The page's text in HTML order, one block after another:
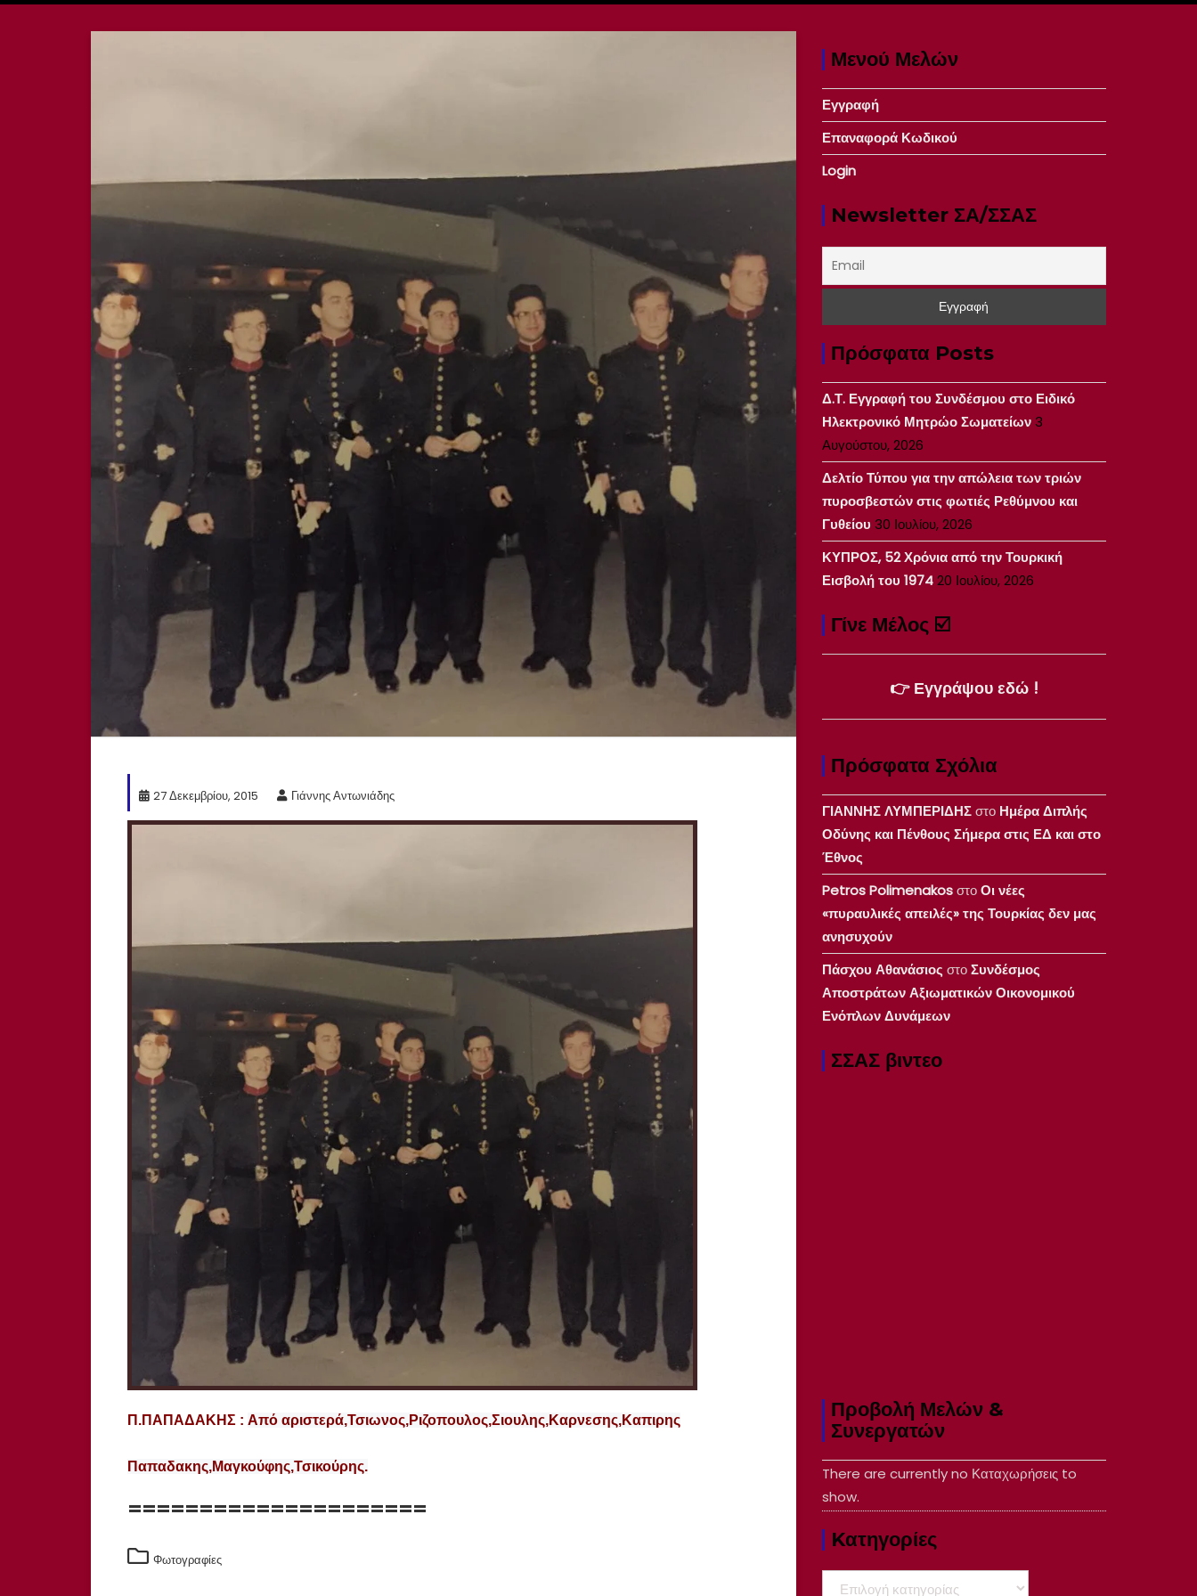
27 Δεκεμβρίου, 2015 Γιάννης Αντωνιάδης
Π.ΠΑΠΑΔΑΚΗΣ : Από αριστερά,Τσιωνος,Ριζοπουλος,Σιουλης,Καρνεσης,Καπιρης
Παπαδακης,Μαγκούφης,Τσικούρης.
=====================
Φωτογραφίες
Μενού Μελών
Εγγραφή
Επαναφορά Κωδικού
Login
Newsletter ΣΑ/ΣΣΑΣ
Πρόσφατα Posts
Δ.Τ. Εγγραφή του Συνδέσμου στο Ειδικό
Ηλεκτρονικό Μητρώο Σωματείων3
Αυγούστου, 2026
Δελτίο Τύπου για την απώλεια των τριών
πυροσβεστών στις φωτιές Ρεθύμνου και
Γυθείου 30 Ιουλίου, 2026
ΚΥΠΡΟΣ, 52 Χρόνια από την Τουρκική
Εισβολή του 197420 Ιουλίου, 2026
Γίνε Μέλος ☑️
👉 Εγγράψου εδώ !
Πρόσφατα Σχόλια
ΓΙΑΝΝΗΣ ΛΥΜΠΕΡΙΔΗΣστο Ημέρα Διπλής
Οδύνης και Πένθους Σήμερα στις ΕΔ και στο
Έθνος
Petros PolimenakosστοΟι νέες
«πυραυλικές απειλές» της Τουρκίας δεν μας
ανησυχούν
Πάσχου Αθανάσιος στοΣυνδέσμος
Αποστράτων Αξιωματικών Οικονομικού
Ενόπλων Δυνάμεων
ΣΣΑΣ βιντεο
Προβολή Μελών &
Συνεργατών
There are currently no Καταχωρήσεις to
show.
Kατηγορίες
Kατηγορίες